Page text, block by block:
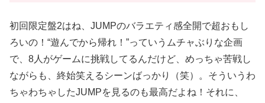
初回限定盤2はね、JUMPのバラエティ感全開で超おもし
ろいの！“遊んでから帰れ！”っていうムチャぶりな企画
で、8人がゲームに挑戦してるんだけど、めっちゃ苦戦し
ながらも、終始笑えるシーンばっかり（笑）。そういうわ
ちゃわちゃしたJUMPを見るのも最高だよね！それに、